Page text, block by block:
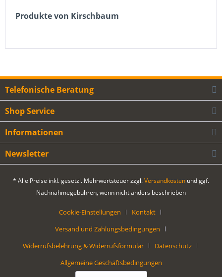
Produkte von Kirschbaum
Telefonische Beratung
Shop Service
Informationen
Newsletter
* Alle Preise inkl. gesetzl. Mehrwertsteuer zzgl.Versandkosten und ggf.
Nachnahmegebühren, wenn nicht anders beschrieben
Cookie-Einstellungen
Kontakt
Versand und Zahlungsbedingungen
Widerrufsbelehrung & Widerrufsformular
Datenschutz
Allgemeine Geschäftsbedingungen